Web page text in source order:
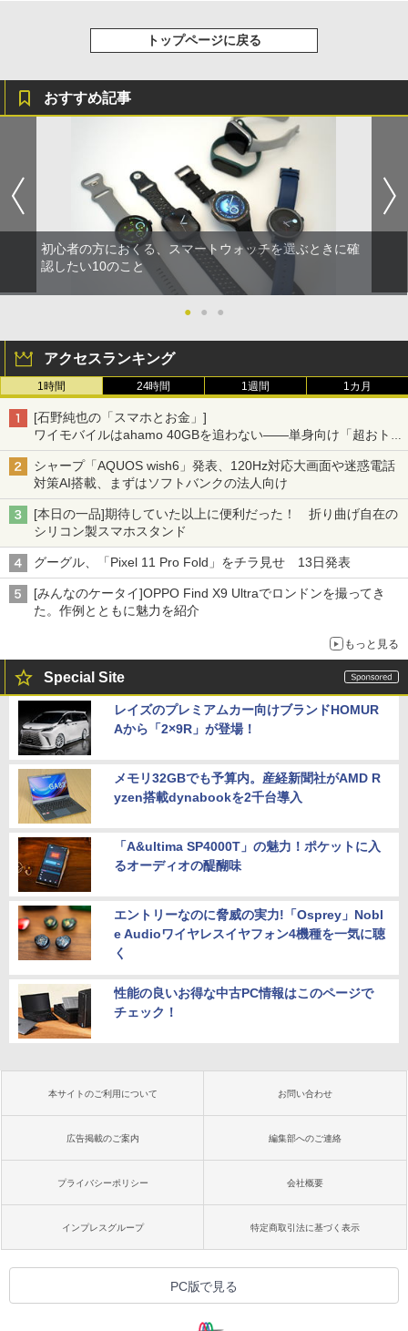
トップページに戻る
おすすめ記事
初心者の方におくる、スマートウォッチを選ぶときに確
認したい10のこと
● ● ●
アクセスランキング
1時間 24時間 1週間 1カ月
[石野純也の「スマホとお金」]
ワイモバイルはahamo 40GBを追わない――単身向け「超おトク
割」の安さと1年限定の注意点
シャープ「AQUOS wish6」発表、120Hz対応大画面や迷惑電話
対策AI搭載、まずはソフトバンクの法人向け
[本日の一品]期待していた以上に便利だった！ 折り曲げ自在の
シリコン製スマホスタンド
グーグル、「Pixel 11 Pro Fold」をチラ見せ 13日発表
[みんなのケータイ]OPPO Find X9 Ultraでロンドンを撮ってき
た。作例とともに魅力を紹介
もっと見る
Special Site
レイズのプレミアムカー向けブランドHOMUR
Aから「2×9R」が登場！
メモリ32GBでも予算内。産経新聞社がAMD R
yzen搭載dynabookを2千台導入
「A&ultima SP4000T」の魅力！ポケットに入
るオーディオの醍醐味
エントリーなのに脅威の実力!「Osprey」Nobl
e Audioワイヤレスイヤフォン4機種を一気に聴
く
性能の良いお得な中古PC情報はこのページで
チェック！
本サイトのご利用について お問い合わせ
広告掲載のご案内 編集部へのご連絡
プライバシーポリシー 会社概要
インプレスグループ 特定商取引法に基づく表示
PC版で見る